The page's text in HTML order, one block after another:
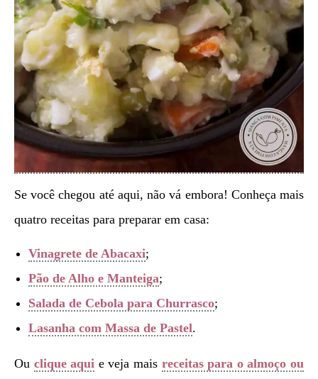
Se você chegou até aqui, não vá embora! Conheça mais
quatro receitas para preparar em casa:
Vinagrete de Abacaxi;
Pão de Alho e Manteiga;
Salada de Cebola para Churrasco;
Lasanha com Massa de Pastel.
Ou clique aqui e veja mais receitas para o almoço ou